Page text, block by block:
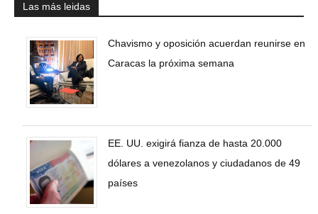
Las más leidas
Chavismo y oposición acuerdan reunirse en
Caracas la próxima semana
EE. UU. exigirá fianza de hasta 20.000
dólares a venezolanos y ciudadanos de 49
países